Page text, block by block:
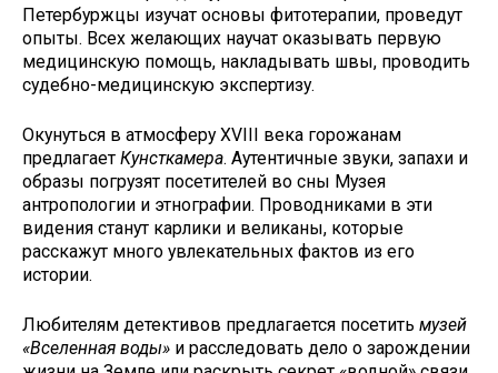
Петербуржцы изучат основы фитотерапии, проведут
опыты. Всех желающих научат оказывать первую
медицинскую помощь, накладывать швы, проводить
судебно-медицинскую экспертизу.
Окунуться в атмосферу XVIII века горожанам
предлагает Кунсткамера. Аутентичные звуки, запахи и
образы погрузят посетителей во сны Музея
антропологии и этнографии. Проводниками в эти
видения станут карлики и великаны, которые
расскажут много увлекательных фактов из его
истории.
Любителям детективов предлагается посетить музей
«Вселенная воды» и расследовать дело о зарождении